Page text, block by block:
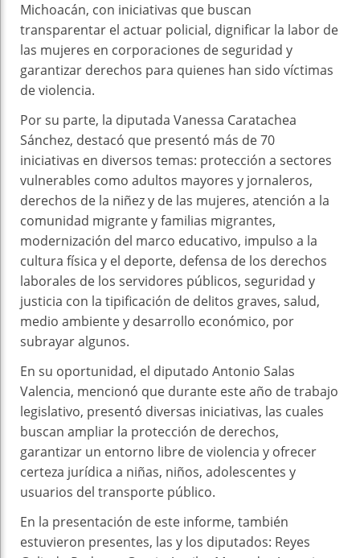
Michoacán, con iniciativas que buscan
transparentar el actuar policial, dignificar la labor de
las mujeres en corporaciones de seguridad y
garantizar derechos para quienes han sido víctimas
de violencia.
Por su parte, la diputada Vanessa Caratachea
Sánchez, destacó que presentó más de 70
iniciativas en diversos temas: protección a sectores
vulnerables como adultos mayores y jornaleros,
derechos de la niñez y de las mujeres, atención a la
comunidad migrante y familias migrantes,
modernización del marco educativo, impulso a la
cultura física y el deporte, defensa de los derechos
laborales de los servidores públicos, seguridad y
justicia con la tipificación de delitos graves, salud,
medio ambiente y desarrollo económico, por
subrayar algunos.
En su oportunidad, el diputado Antonio Salas
Valencia, mencionó que durante este año de trabajo
legislativo, presentó diversas iniciativas, las cuales
buscan ampliar la protección de derechos,
garantizar un entorno libre de violencia y ofrecer
certeza jurídica a niñas, niños, adolescentes y
usuarios del transporte público.
En la presentación de este informe, también
estuvieron presentes, las y los diputados: Reyes